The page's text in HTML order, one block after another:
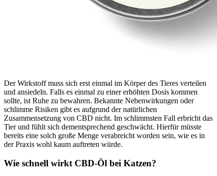
Der Wirkstoff muss sich erst einmal im Körper des Tieres verteilen
und ansiedeln. Falls es einmal zu einer erhöhten Dosis kommen
sollte, ist Ruhe zu bewahren. Bekannte Nebenwirkungen oder
schlimme Risiken gibt es aufgrund der natürlichen
Zusammensetzung von CBD nicht. Im schlimmsten Fall erbricht das
Tier und fühlt sich dementsprechend geschwächt. Hierfür müsste
bereits eine solch große Menge verabreicht worden sein, wie es in
der Praxis wohl kaum auftreten würde.
Wie schnell wirkt CBD-Öl bei Katzen?